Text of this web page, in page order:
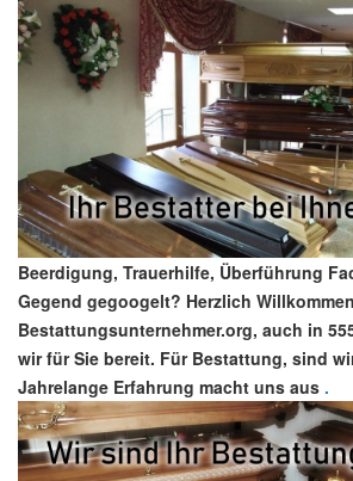
Beerdigung, Trauerhilfe, Überführung
Gegend gegoogelt? Herzlich
Bestattungsunternehmer.org, auch in
wir für Sie bereit. Für Bestattung, sind
Jahrelange Erfahrung macht uns aus .